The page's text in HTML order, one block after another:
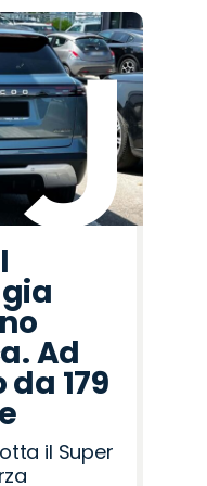
Ad
179
il Super